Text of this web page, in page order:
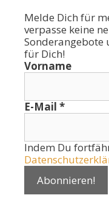
Melde Dich für
verpasse keine
Sonderangebote
für Dich!
Vorname
E-Mail *
Indem Du